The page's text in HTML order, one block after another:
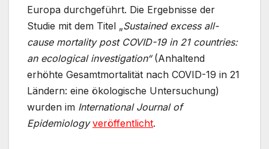
Europa durchgeführt. Die Ergebnisse der
Studie mit dem Titel „Sustained excess all-
cause mortality post COVID-19 in 21 countries:
an ecological investigation“(Anhaltend
erhöhte Gesamtmortalität nach COVID-19 in 21
Ländern: eine ökologische Untersuchung)
wurden im International Journal of
Epidemiology veröffentlicht.